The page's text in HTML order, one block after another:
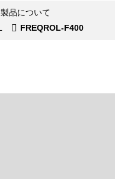
製品について
FREQROL-F400